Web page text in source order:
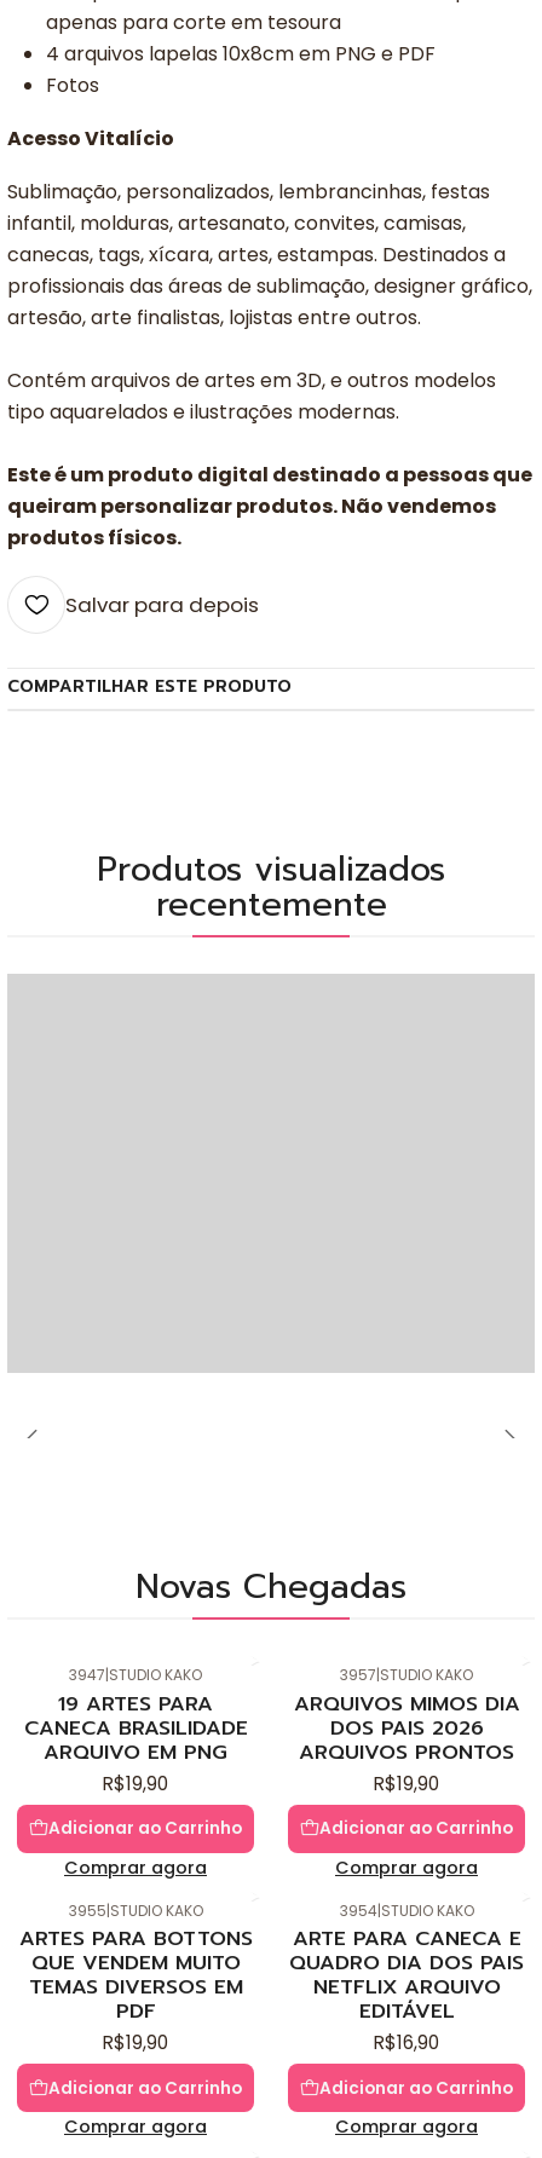
apenas para corte em tesoura
4 arquivos lapelas 10x8cm em PNG e PDF
Fotos
Acesso Vitalício
Sublimação, personalizados, lembrancinhas, festas
infantil, molduras, artesanato, convites, camisas,
canecas, tags, xícara, artes, estampas. Destinados a
profissionais das áreas de sublimação, designer gráfico,
artesão, arte finalistas, lojistas entre outros.
Contém arquivos de artes em 3D, e outros modelos
tipo aquarelados e ilustrações modernas.
Este é um produto digital destinado a pessoas que
queiram personalizar produtos. Não vendemos
produtos físicos.
Salvar para depois
COMPARTILHAR ESTE PRODUTO
Produtos visualizados
recentemente
Novas Chegadas
3947|STUDIO KAKO
19 ARTES PARA
CANECA BRASILIDADE
ARQUIVO EM PNG
R$19,90
Adicionar ao Carrinho
Comprar agora
3957|STUDIO KAKO
ARQUIVOS MIMOS DIA
DOS PAIS 2026
ARQUIVOS PRONTOS
R$19,90
Adicionar ao Carrinho
Comprar agora
3955|STUDIO KAKO
ARTES PARA BOTTONS
QUE VENDEM MUITO
TEMAS DIVERSOS EM
PDF
R$19,90
Adicionar ao Carrinho
Comprar agora
3954|STUDIO KAKO
ARTE PARA CANECA E
QUADRO DIA DOS PAIS
NETFLIX ARQUIVO
EDITÁVEL
R$16,90
Adicionar ao Carrinho
Comprar agora